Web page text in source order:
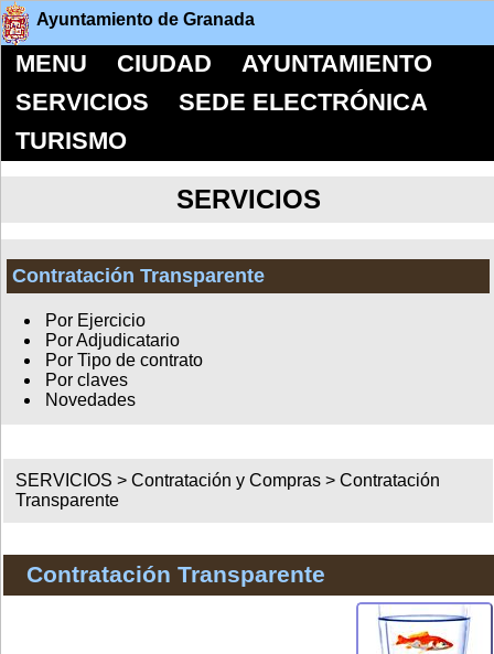
Ayuntamiento de Granada
MENU CIUDAD
AYUNTAMIENTO
SERVICIOS
SEDE ELECTRÓNICA
TURISMO
SERVICIOS
Contratación Transparente
Por Ejercicio
Por Adjudicatario
Por Tipo de contrato
Por claves
Novedades
SERVICIOS >Contratación y Compras >Contratación
Transparente
Contratación Transparente